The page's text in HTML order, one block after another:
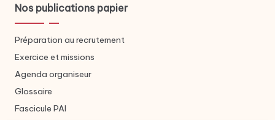
Nos publications papier
Préparation au recrutement
Exercice et missions
Agenda organiseur
Glossaire
Fascicule PAI